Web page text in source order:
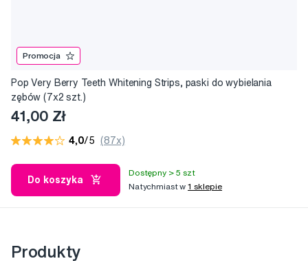
Promocja
Pop Very Berry Teeth Whitening Strips, paski do wybielania
zębów (7x2 szt.)
41,00 Zł
4,0/5 (87x)
Do koszyka
Dostępny > 5 szt
Natychmiast w1 sklepie
Produkty